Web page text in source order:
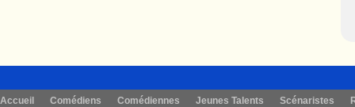
Accueil Comédiens Comédiennes Jeunes Talents Scénaristes